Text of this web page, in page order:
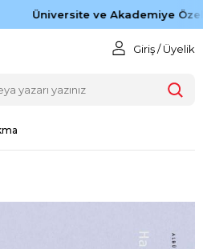
Üniversite ve Akademiye Özel
Giriş / Üyelik